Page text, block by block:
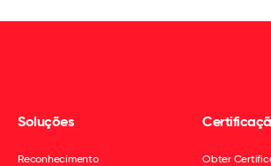
Soluções
Reconhecimento
Obter